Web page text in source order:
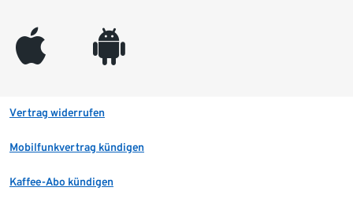
appleinc android
Vertrag widerrufen
Mobilfunkvertrag kündigen
Kaffee-Abo kündigen